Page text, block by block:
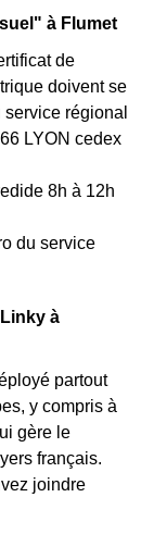
à Flumet
de
doivent se
régional
LYON cedex
8h à 12h
du service
à
partout
y compris à
gère le
français.
joindre